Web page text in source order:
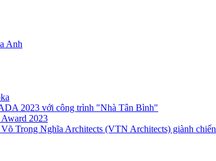
Anh
2023 với công trình "Nhà Tân Bình"
2023
Trọng Nghĩa Architects (VTN Architects) giành